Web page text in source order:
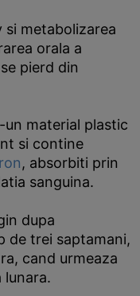
metabolizarea
orala a
pierd din
material plastic
si contine
, absorbiti prin
sanguina.
dupa
de trei saptamani,
cand urmeaza
lunara.